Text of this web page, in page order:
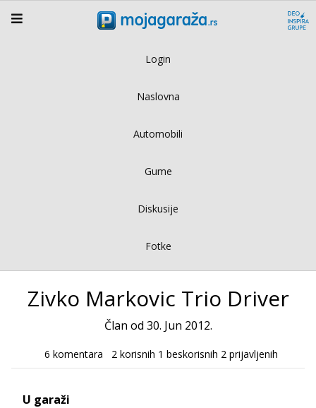
Login
Naslovna
Automobili
Gume
Diskusije
Fotke
Zivko Markovic Trio Driver
Član od 30. Jun 2012.
6 komentara 2 korisnih 1 beskorisnih 2 prijavljenih
U garaži